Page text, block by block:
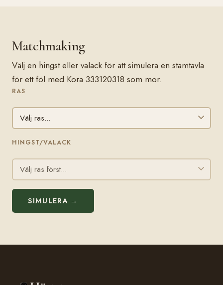
Matchmaking
Välj en hingst eller valack för att simulera en stamtavla
för ett föl med Kora 333120318 som mor.
RAS
HINGST/VALACK
SIMULERA →